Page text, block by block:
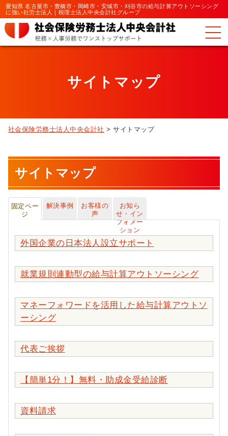
愛知県 名古屋市・豊橋市・岡崎市・安城市・刈谷市の給与計算アウトソーシング
に強い社労士法人｜税理士法人中央会計社グループ
サイトマップ
社会保険労務士法人中央会計社 >サイトマップ
サイトマップ
固定ペー
ジ
解決事例
お客様の
声
お知ら
せ・イン
フォメー
ション
外国企業の日本法人設立サポート
就業規則連動型の給与計算アウトソーシング
マネーフォワードを活用した給与計算アウトソ
ーシング
代表ご挨拶
【簡単1分！】無料・助成金受給診断
資料請求